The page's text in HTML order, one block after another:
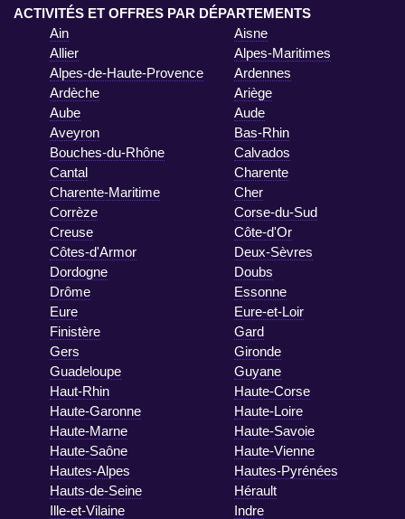
ACTIVITÉS ET OFFRES PAR DÉPARTEMENTS
Ain
Aisne
Allier
Alpes-Maritimes
Alpes-de-Haute-Provence
Ardennes
Ardèche
Ariège
Aube
Aude
Aveyron
Bas-Rhin
Bouches-du-Rhône
Calvados
Cantal
Charente
Charente-Maritime
Cher
Corrèze
Corse-du-Sud
Creuse
Côte-d'Or
Côtes-d'Armor
Deux-Sèvres
Dordogne
Doubs
Drôme
Essonne
Eure
Eure-et-Loir
Finistère
Gard
Gers
Gironde
Guadeloupe
Guyane
Haut-Rhin
Haute-Corse
Haute-Garonne
Haute-Loire
Haute-Marne
Haute-Savoie
Haute-Saône
Haute-Vienne
Hautes-Alpes
Hautes-Pyrénées
Hauts-de-Seine
Hérault
Ille-et-Vilaine
Indre